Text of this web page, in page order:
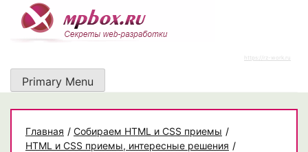
content
https://rz-work.ru
Primary Menu
Главная / Собираем HTML и CSS приемы /
HTML и CSS приемы, интересные решения /